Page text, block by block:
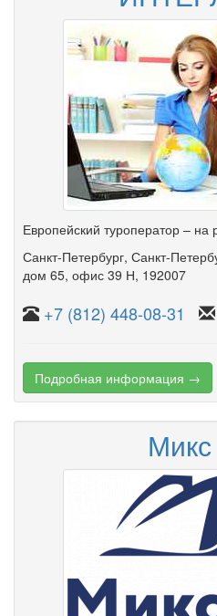
Европейский туроператор – на
Санкт-Петербург, Санкт-
дом 65, офис 39 Н, 192007
+7 (812) 448-08-31
Подробная информация →
Микс